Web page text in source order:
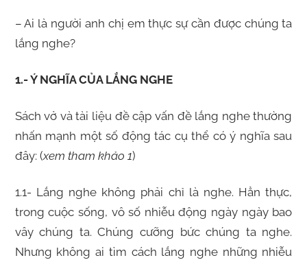
– Ai là người anh chị em thực sự cần được chúng ta
lắng nghe?
1.- Ý NGHĨA CỦA LẮNG NGHE
Sách vở và tài liệu đề cập vấn đề lắng nghe thường
nhấn mạnh một số động tác cụ thể có ý nghĩa sau
đây: (xem tham khảo 1)
1.1- Lắng nghe không phải chỉ là nghe. Hẳn thực,
trong cuộc sống, vô số nhiễu động ngày ngày bao
vây chúng ta. Chúng cưỡng bức chúng ta nghe.
Nhưng không ai tìm cách lắng nghe những nhiễu